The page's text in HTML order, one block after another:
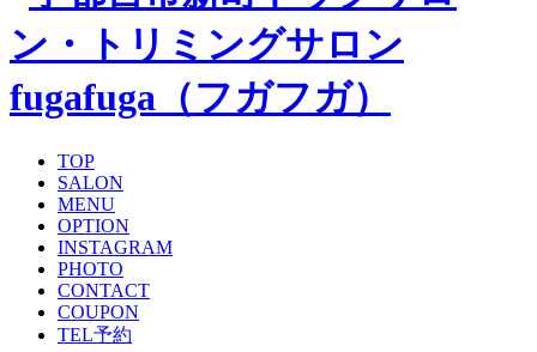
TOP
SALON
MENU
OPTION
INSTAGRAM
PHOTO
CONTACT
COUPON
TEL予約